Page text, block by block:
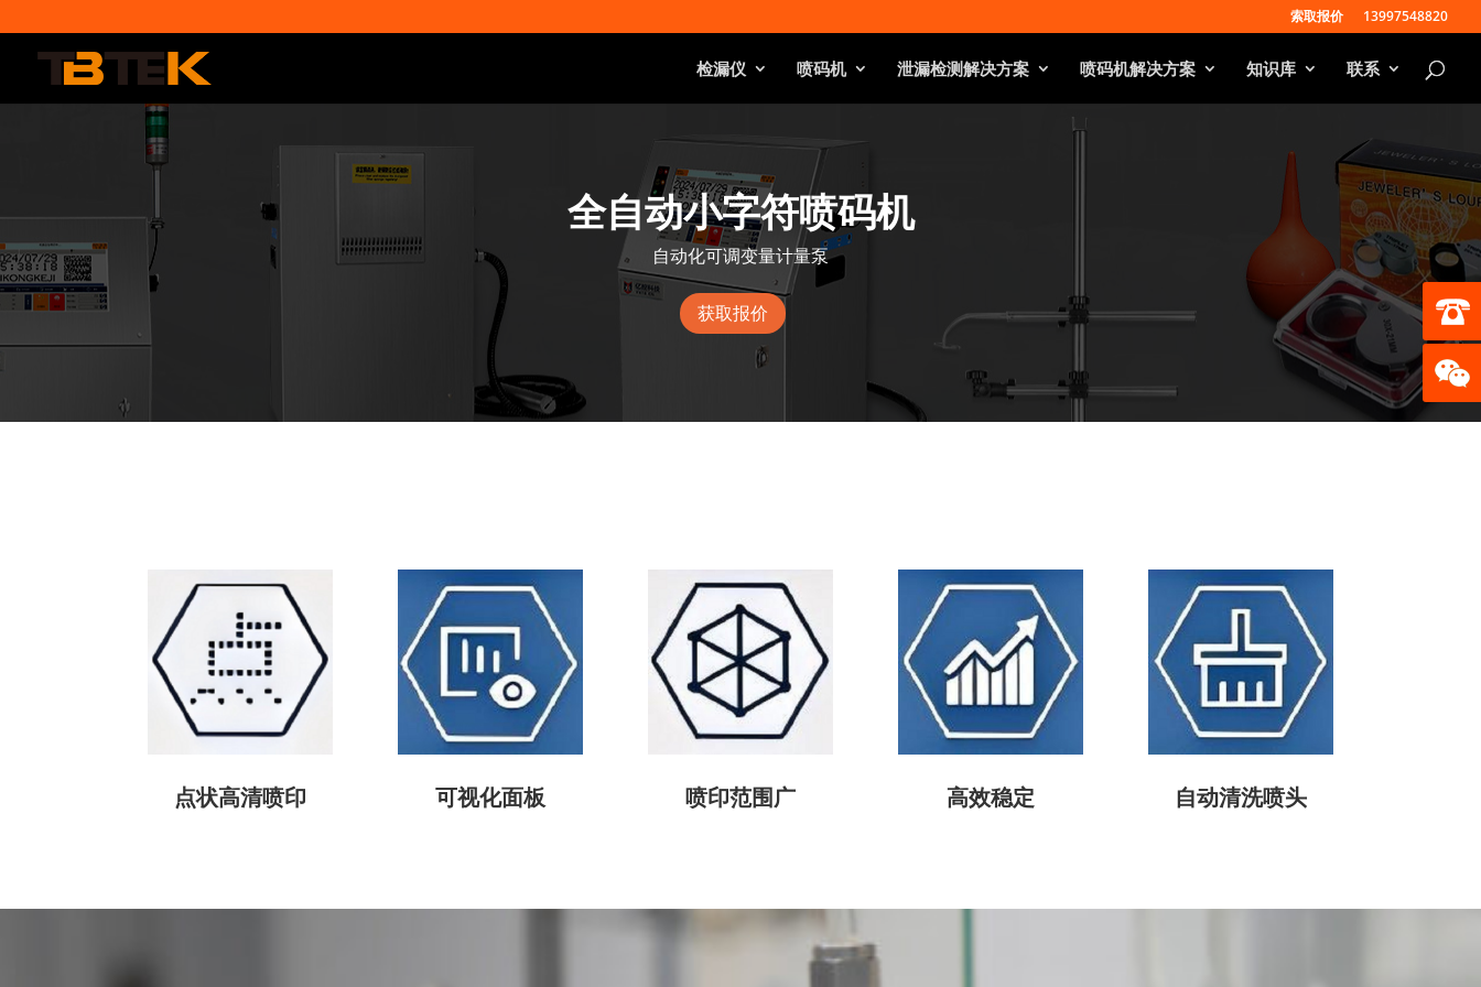
索取报价 13997548820
检漏仪 喷码机 泄漏检测解决方案 喷码机解决方案 知识库 联系
全自动小字符喷码机
自动化可调变量计量泵
获取报价
点状高清喷印 可视化面板 喷印范围广 高效稳定 自动清洗喷头